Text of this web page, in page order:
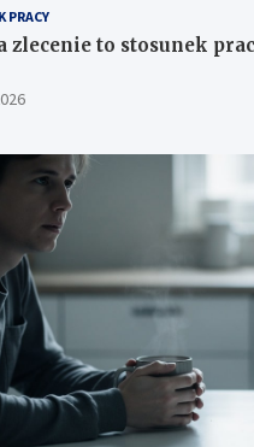
PRACY
zlecenie to stosunek